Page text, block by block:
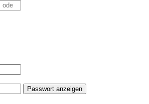
Passwort anzeigen